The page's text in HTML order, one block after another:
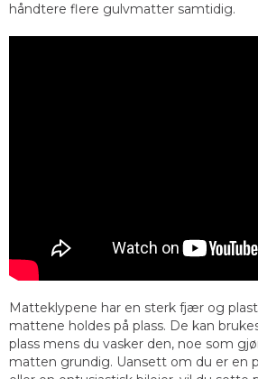
håndtere flere gulvmatter samtidig.
Matteklypene har en sterk fjær og
mattene holdes på plass. De kan
plass mens du vasker den, noe som
matten grundig. Uansett om du er en